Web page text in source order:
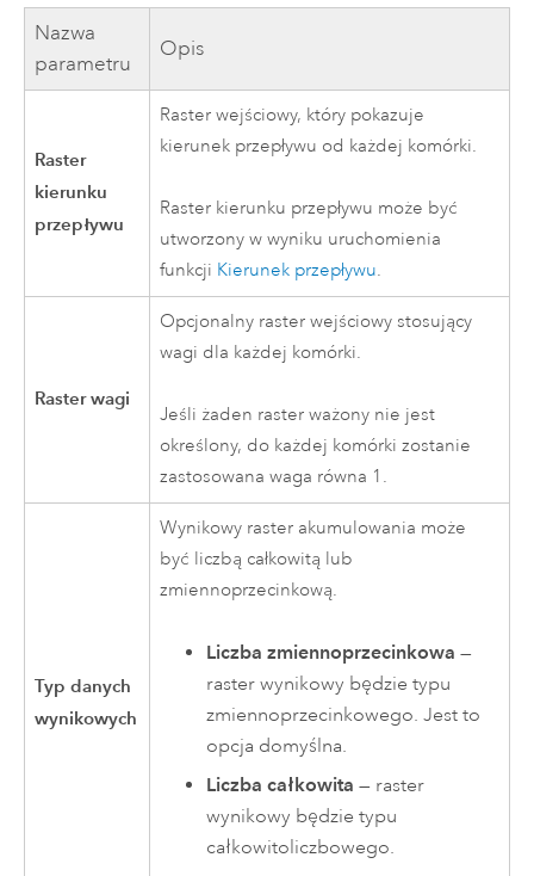
Nazwa
parametru
Opis
Raster
kierunku
przepływu
Raster wejściowy, który pokazuje
kierunek przepływu od każdej komórki.
Raster kierunku przepływu może być
utworzony w wyniku uruchomienia
funkcji Kierunek przepływu.
Raster wagi
Opcjonalny raster wejściowy stosujący
wagi dla każdej komórki.
Jeśli żaden raster ważony nie jest
określony, do każdej komórki zostanie
zastosowana waga równa 1.
Typ danych
wynikowych
Wynikowy raster akumulowania może
być liczbą całkowitą lub
zmiennoprzecinkową.
Liczba zmiennoprzecinkowa —
raster wynikowy będzie typu
zmiennoprzecinkowego. Jest to
opcja domyślna.
Liczba całkowita — raster
wynikowy będzie typu
całkowitoliczbowego.